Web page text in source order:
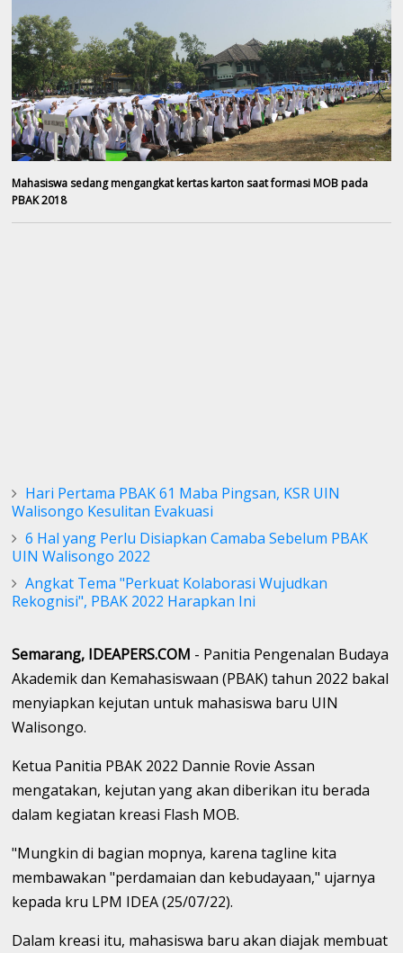
Mahasiswa sedang mengangkat kertas karton saat formasi MOB pada
PBAK 2018
Hari Pertama PBAK 61 Maba Pingsan, KSR UIN
Walisongo Kesulitan Evakuasi
6 Hal yang Perlu Disiapkan Camaba Sebelum PBAK
UIN Walisongo 2022
Angkat Tema "Perkuat Kolaborasi Wujudkan
Rekognisi", PBAK 2022 Harapkan Ini
Semarang, IDEAPERS.COM - Panitia Pengenalan Budaya
Akademik dan Kemahasiswaan (PBAK) tahun 2022 bakal
menyiapkan kejutan untuk mahasiswa baru UIN
Walisongo.
Ketua Panitia PBAK 2022 Dannie Rovie Assan
mengatakan, kejutan yang akan diberikan itu berada
dalam kegiatan kreasi Flash MOB.
"Mungkin di bagian mopnya, karena tagline kita
membawakan "perdamaian dan kebudayaan," ujarnya
kepada kru LPM IDEA (25/07/22).
Dalam kreasi itu, mahasiswa baru akan diajak membuat